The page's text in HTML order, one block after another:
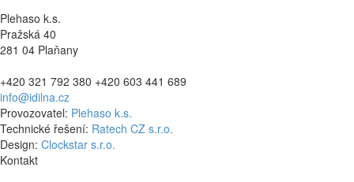
Plehaso k.s.
Pražská 40
281 04 Plaňany
+420 321 792 380 +420 603 441 689
info@idilna.cz
Provozovatel: Plehaso k.s.
Technické řešení: Ratech CZ s.r.o.
Design: Clockstar s.r.o.
Kontakt